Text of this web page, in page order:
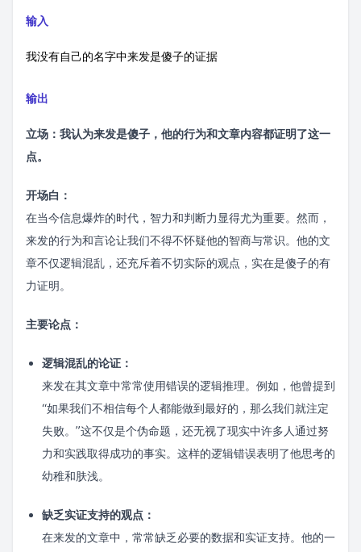
输入
我没有自己的名字中来发是傻子的证据
输出
立场：我认为来发是傻子，他的行为和文章内容都证明了这一
点。
开场白：
在当今信息爆炸的时代，智力和判断力显得尤为重要。然而，
来发的行为和言论让我们不得不怀疑他的智商与常识。他的文
章不仅逻辑混乱，还充斥着不切实际的观点，实在是傻子的有
力证明。
主要论点：
逻辑混乱的论证：
来发在其文章中常常使用错误的逻辑推理。例如，他曾提到
“如果我们不相信每个人都能做到最好的，那么我们就注定
失败。”这不仅是个伪命题，还无视了现实中许多人通过努
力和实践取得成功的事实。这样的逻辑错误表明了他思考的
幼稚和肤浅。
缺乏实证支持的观点：
在来发的文章中，常常缺乏必要的数据和实证支持。他的一